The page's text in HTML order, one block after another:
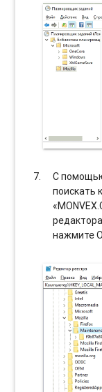
С
поискать
нажмите